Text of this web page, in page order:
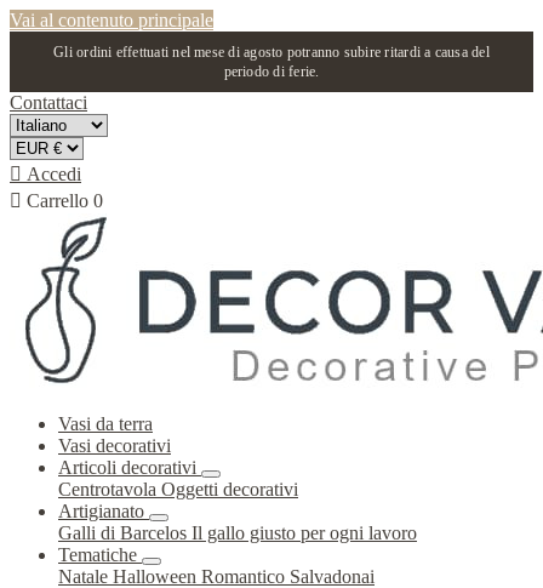
Vai al contenuto principale
Gli ordini effettuati nel mese di agosto potranno subire ritardi a causa del
periodo di ferie.
Contattaci
 Accedi
 Carrello 0
Vasi da terra
Vasi decorativi
Articoli decorativi
Centrotavola Oggetti decorativi
Artigianato
Galli di Barcelos Il gallo giusto per ogni lavoro
Tematiche
Natale Halloween Romantico Salvadonai